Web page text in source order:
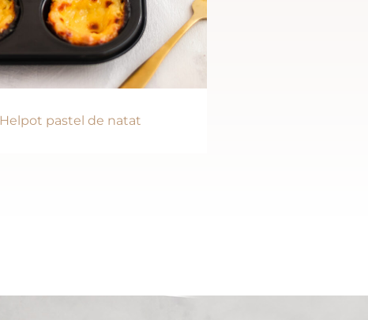
Helpot pastel de natat